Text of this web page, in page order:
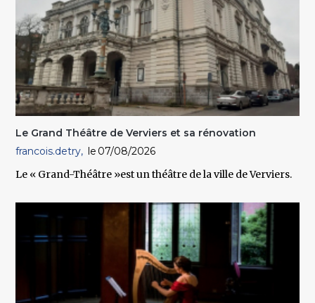
Le Grand Théâtre de Verviers et sa rénovation
francois.detry
07/08/2026
Le « Grand-Théâtre »est un théâtre de la ville de Verviers.